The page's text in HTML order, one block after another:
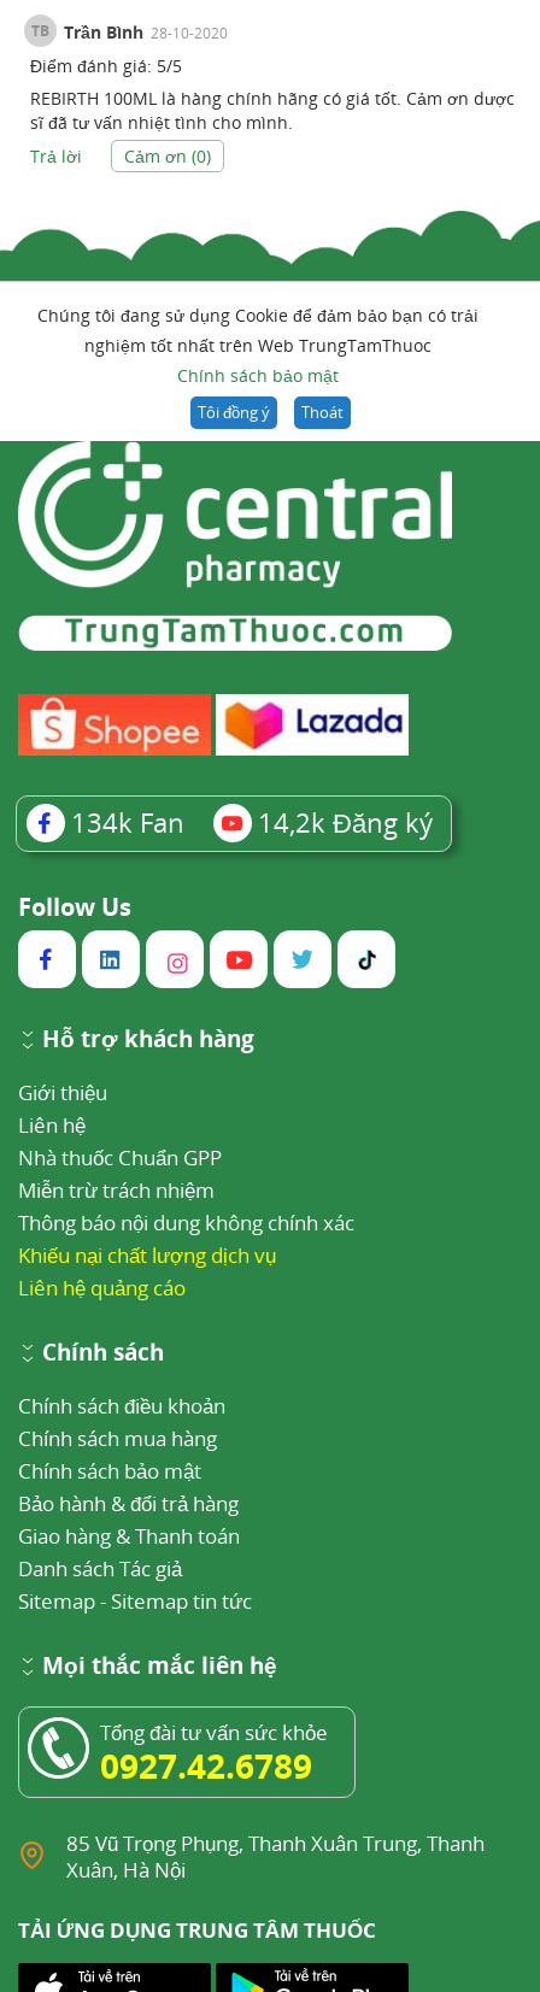
TB Trần Bình 28-10-2020
Điểm đánh giá: 5/5
REBIRTH 100ML là hàng chính hãng có giá tốt. Cảm ơn dược
sĩ đã tư vấn nhiệt tình cho mình.
Trả lời
Cảm ơn (0)
Chúng tôi đang sử dụng Cookie để đảm bảo bạn có trải
nghiệm tốt nhất trên Web TrungTamThuoc
Chính sách bảo mật
Tôi đồng ý Thoát
134k Fan 14,2k Đăng ký
Follow Us
Hỗ trợ khách hàng
Giới thiệu
Liên hệ
Nhà thuốc Chuẩn GPP
Miễn trừ trách nhiệm
Thông báo nội dung không chính xác
Khiếu nại chất lượng dịch vụ
Liên hệ quảng cáo
Chính sách
Chính sách điều khoản
Chính sách mua hàng
Chính sách bảo mật
Bảo hành & đổi trả hàng
Giao hàng & Thanh toán
Danh sách Tác giả
Sitemap- Sitemap tin tức
Mọi thắc mắc liên hệ
Tổng đài tư vấn sức khỏe
0927.42.6789
85 Vũ Trọng Phụng, Thanh Xuân Trung, Thanh
Xuân, Hà Nội
TẢI ỨNG DỤNG TRUNG TÂM THUỐC